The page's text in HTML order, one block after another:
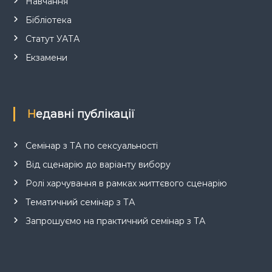
Бібліотека
Статут УАТА
Екзамени
Недавні публікації
Семінар з ТА по сексуальності
Від сценарію до варіанту вибору
Ролі харчування в рамках життєвого сценарію
Тематичний семінар з ТА
Запрошуємо на практичний семінар з ТА